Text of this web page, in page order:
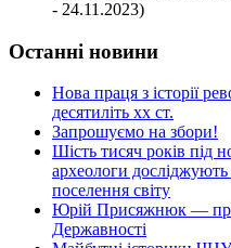
- 24.11.2023)
Останні новини
Нова праця з історії
десятиліть хх ст.
Запрошуємо на збори!
Шість тисяч років під
археологи
поселення світу
Юрій Присяжнюк — про
Державності